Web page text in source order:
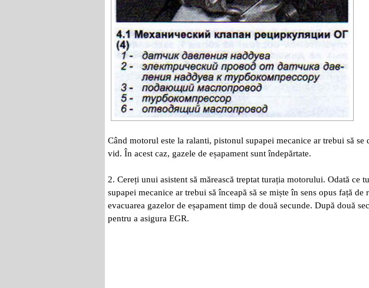
Când motorul este la ralanti, pistonul supapei mecanice ar trebui să
vid. În acest caz, gazele de eșapament sunt îndepărtate.
2. Cereți unui asistent să mărească treptat turația motorului. Odată ce
supapei mecanice ar trebui să înceapă să se miște în sens opus față
evacuarea gazelor de eșapament timp de două secunde. După două
pentru a asigura EGR.